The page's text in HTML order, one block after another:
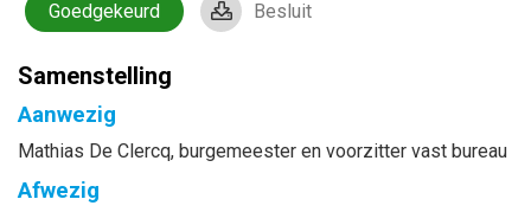
Goedgekeurd Besluit
Samenstelling
Aanwezig
Mathias De Clercq, burgemeester en voorzitter vast bureau
Afwezig